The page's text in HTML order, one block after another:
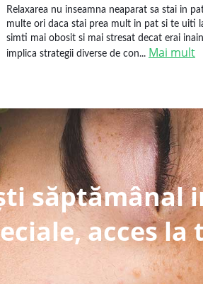
Relaxarea nu inseamna neaparat sa stai in
multe ori daca stai prea mult in pat si te uiti
simti mai obosit si mai stresat decat erai
implica strategii diverse de con... Mai mult
săptămânal
acces la